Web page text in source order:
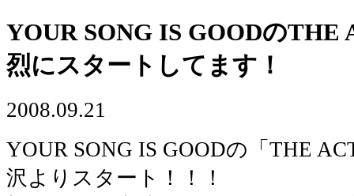
YOUR SONG IS GOODのTHE
烈にスタートしてます！
2008.09.21
YOUR SONG IS GOODの「THE
沢よりスタート！！！